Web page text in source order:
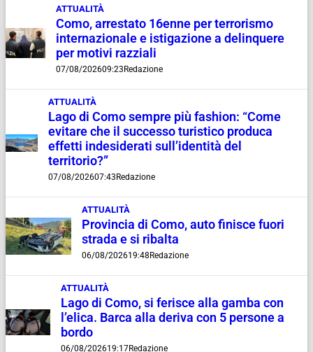
ATTUALITÀ
Como, arrestato 16enne per terrorismo
internazionale e istigazione a delinquere
per motivi razziali
07/08/202609:23 Redazione
ATTUALITÀ
Lago di Como sempre più fashion: “Come
evitare che il successo turistico produca
effetti indesiderati sull’identità del
territorio?”
07/08/202607:43 Redazione
ATTUALITÀ
Provincia di Como, auto finisce fuori
strada e si ribalta
06/08/202619:48 Redazione
ATTUALITÀ
Lago di Como, si ferisce alla gamba con
l’elica. Barca alla deriva con 5 persone a
bordo
06/08/202619:17Redazione